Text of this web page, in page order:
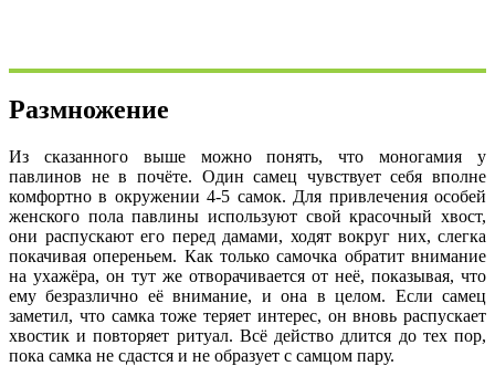
Размножение
Из сказанного выше можно понять, что моногамия у
павлинов не в почёте. Один самец чувствует себя вполне
комфортно в окружении 4-5 самок. Для привлечения особей
женского пола павлины используют свой красочный хвост,
они распускают его перед дамами, ходят вокруг них, слегка
покачивая опереньем. Как только самочка обратит внимание
на ухажёра, он тут же отворачивается от неё, показывая, что
ему безразлично её внимание, и она в целом. Если самец
заметил, что самка тоже теряет интерес, он вновь распускает
хвостик и повторяет ритуал. Всё действо длится до тех пор,
пока самка не сдастся и не образует с самцом пару.